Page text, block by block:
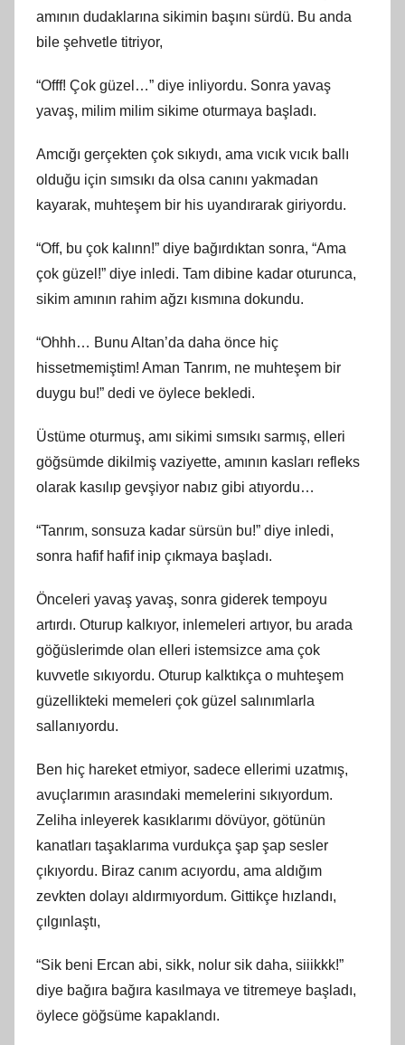
amının dudaklarına sikimin başını sürdü. Bu anda
bile şehvetle titriyor,
“Offf! Çok güzel…” diye inliyordu. Sonra yavaş
yavaş, milim milim sikime oturmaya başladı.
Amcığı gerçekten çok sıkıydı, ama vıcık vıcık ballı
olduğu için sımsıkı da olsa canını yakmadan
kayarak, muhteşem bir his uyandırarak giriyordu.
“Off, bu çok kalınn!” diye bağırdıktan sonra, “Ama
çok güzel!” diye inledi. Tam dibine kadar oturunca,
sikim amının rahim ağzı kısmına dokundu.
“Ohhh… Bunu Altan’da daha önce hiç
hissetmemiştim! Aman Tanrım, ne muhteşem bir
duygu bu!” dedi ve öylece bekledi.
Üstüme oturmuş, amı sikimi sımsıkı sarmış, elleri
göğsümde dikilmiş vaziyette, amının kasları refleks
olarak kasılıp gevşiyor nabız gibi atıyordu…
“Tanrım, sonsuza kadar sürsün bu!” diye inledi,
sonra hafif hafif inip çıkmaya başladı.
Önceleri yavaş yavaş, sonra giderek tempoyu
artırdı. Oturup kalkıyor, inlemeleri artıyor, bu arada
göğüslerimde olan elleri istemsizce ama çok
kuvvetle sıkıyordu. Oturup kalktıkça o muhteşem
güzellikteki memeleri çok güzel salınımlarla
sallanıyordu.
Ben hiç hareket etmiyor, sadece ellerimi uzatmış,
avuçlarımın arasındaki memelerini sıkıyordum.
Zeliha inleyerek kasıklarımı dövüyor, götünün
kanatları taşaklarıma vurdukça şap şap sesler
çıkıyordu. Biraz canım acıyordu, ama aldığım
zevkten dolayı aldırmıyordum. Gittikçe hızlandı,
çılgınlaştı,
“Sik beni Ercan abi, sikk, nolur sik daha, siiikkk!”
diye bağıra bağıra kasılmaya ve titremeye başladı,
öylece göğsüme kapaklandı.